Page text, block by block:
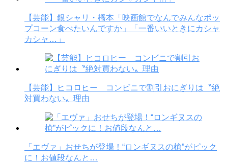
【芸能】銀シャリ・橋本「映画館でなんでみんなポッ
プコーン食べたいんですか」「一番いいときにカシャ
カシャ…」
【芸能】ヒコロヒー コンビニで割引おにぎりは〝絶
対買わない〟理由
「エヴァ」おせちが登場！“ロンギヌスの槍”がピック
に！お値段なんと…